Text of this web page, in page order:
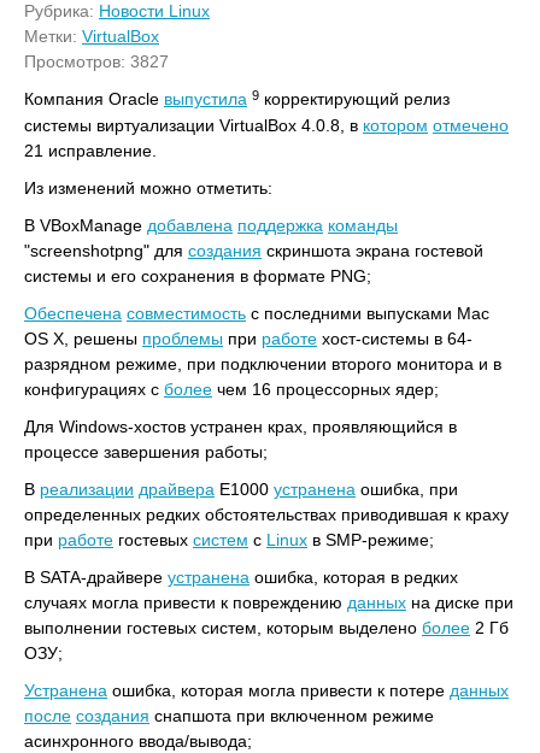
Рубрика: Новости Linux
Метки: VirtualBox
Просмотров: 3827
Компания Oracle выпустила 9 корректирующий релиз
системы виртуализации VirtualBox 4.0.8, в котором отмечено
21 исправление.
Из изменений можно отметить:
В VBoxManage добавлена поддержка команды
"screenshotpng" для создания скриншота экрана гостевой
системы и его сохранения в формате PNG;
Обеспечена совместимость с последними выпусками Mac
OS X, решены проблемы при работе хост-системы в 64-
разрядном режиме, при подключении второго монитора и в
конфигурациях с более чем 16 процессорных ядер;
Для Windows-хостов устранен крах, проявляющийся в
процессе завершения работы;
В реализации драйвера E1000 устранена ошибка, при
определенных редких обстоятельствах приводившая к краху
при работе гостевых систем с Linux в SMP-режиме;
В SATA-драйвере устранена ошибка, которая в редких
случаях могла привести к повреждению данных на диске при
выполнении гостевых систем, которым выделено более 2 Гб
ОЗУ;
Устранена ошибка, которая могла привести к потере данных
после создания снапшота при включенном режиме
асинхронного ввода/вывода;